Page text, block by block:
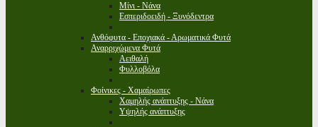
Μίνι - Νάνα
Εσπεριδοειδή - Ξυνόδεντρα
Ανθόφυτα - Εποχιακά - Αρωματικά Φυτά
Αναρριχώμενα Φυτά
Αειθαλή
Φυλλοβόλα
Φοίνικες - Χαμαίρωπες
Χαμηλής ανάπτυξης - Νάνα
Υψηλής ανάπτυξης